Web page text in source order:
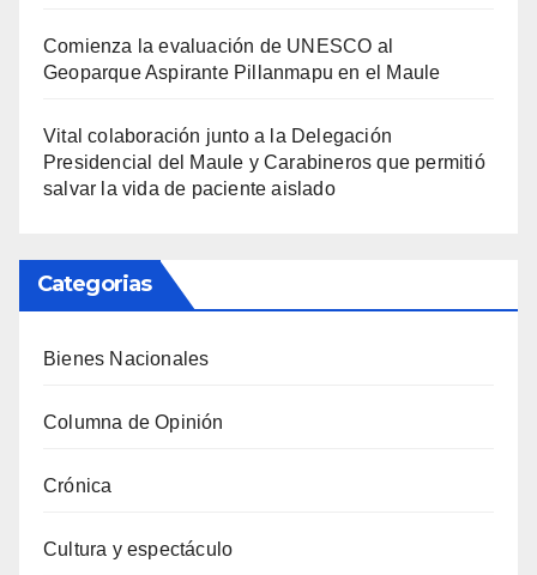
Comienza la evaluación de UNESCO al
Geoparque Aspirante Pillanmapu en el Maule
Vital colaboración junto a la Delegación
Presidencial del Maule y Carabineros que permitió
salvar la vida de paciente aislado
Categorias
Bienes Nacionales
Columna de Opinión
Crónica
Cultura y espectáculo